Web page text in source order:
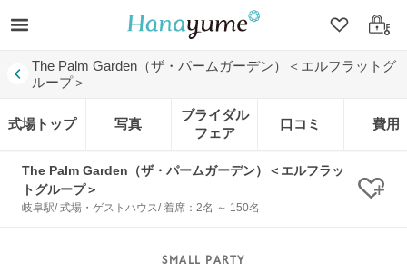
クリップ
ログ
The Palm Garden（ザ・パームガーデン）＜エルフラットグ
ループ＞
式場トップ 写真
ブライダル
フェア
口コミ 費用
The Palm Garden（ザ・パームガーデン）＜エルフラッ
トグループ＞
岐阜駅/ 式場・ゲストハウス/ 着席：2名 ～ 150名 ク